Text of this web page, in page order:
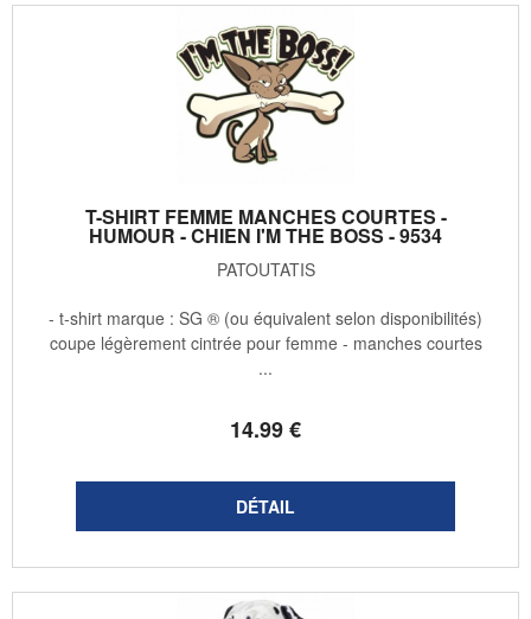
T-SHIRT FEMME MANCHES COURTES -
HUMOUR - CHIEN I'M THE BOSS - 9534
PATOUTATIS
14.99€
- t-shirt marque : SG ® (ou équivalent selon disponibilités)
coupe légèrement cintrée pour femme - manches courtes
...